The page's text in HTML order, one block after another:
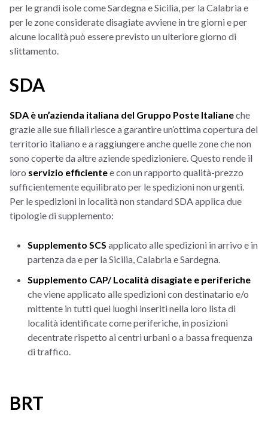
per le grandi isole come Sardegna e Sicilia, per la Calabria e
per le zone considerate disagiate avviene in tre giorni e per
alcune località può essere previsto un ulteriore giorno di
slittamento.
SDA
SDA è un’azienda italiana del Gruppo Poste Italianeche
grazie alle sue filiali riesce a garantire un’ottima copertura del
territorio italiano e a raggiungere anche quelle zone che non
sono coperte da altre aziende spedizioniere. Questo rende il
loro servizio efficientee con un rapporto qualità-prezzo
sufficientemente equilibrato per le spedizioni non urgenti.
Per le spedizioni in località non standard SDA applica due
tipologie di supplemento:
Supplemento SCS applicato alle spedizioni in arrivo e in
partenza da e per la Sicilia, Calabria e Sardegna.
Supplemento CAP/ Località disagiate e periferiche
che viene applicato alle spedizioni con destinatario e/o
mittente in tutti quei luoghi inseriti nella loro lista di
località identificate come periferiche, in posizioni
decentrate rispetto ai centri urbani o a bassa frequenza
di traffico.
BRT